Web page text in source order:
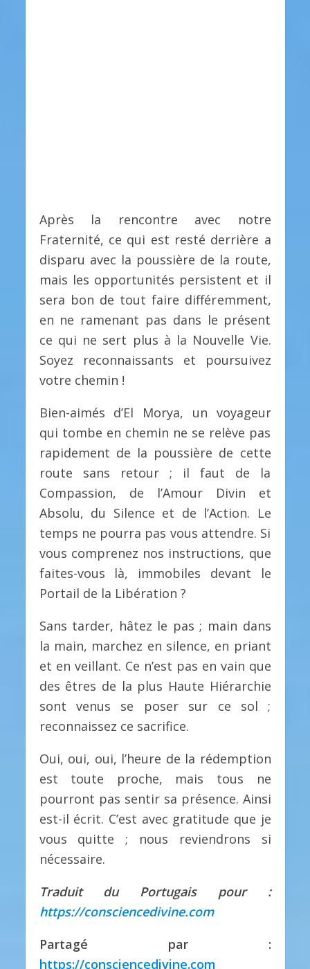
Après la rencontre avec notre
Fraternité, ce qui est resté derrière a
disparu avec la poussière de la route,
mais les opportunités persistent et il
sera bon de tout faire différemment,
en ne ramenant pas dans le présent
ce qui ne sert plus à la Nouvelle Vie.
Soyez reconnaissants et poursuivez
votre chemin !
Bien-aimés d’El Morya, un voyageur
qui tombe en chemin ne se relève pas
rapidement de la poussière de cette
route sans retour ; il faut de la
Compassion, de l’Amour Divin et
Absolu, du Silence et de l’Action. Le
temps ne pourra pas vous attendre. Si
vous comprenez nos instructions, que
faites-vous là, immobiles devant le
Portail de la Libération ?
Sans tarder, hâtez le pas ; main dans
la main, marchez en silence, en priant
et en veillant. Ce n’est pas en vain que
des êtres de la plus Haute Hiérarchie
sont venus se poser sur ce sol ;
reconnaissez ce sacrifice.
Oui, oui, oui, l’heure de la rédemption
est toute proche, mais tous ne
pourront pas sentir sa présence. Ainsi
est-il écrit. C’est avec gratitude que je
vous quitte ; nous reviendrons si
nécessaire.
Traduit du Portugais pour :
https://consciencedivine.com
Partagé par :
https://consciencedivine.com